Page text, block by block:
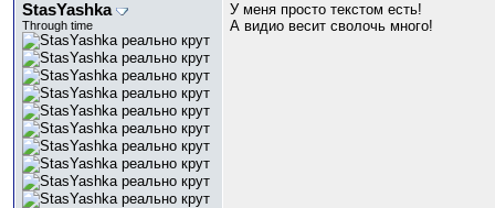
StasYashka
Through time
У меня просто текстом есть!
А видио весит сволочь много!